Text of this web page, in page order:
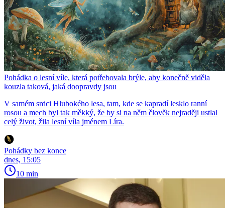
Pohádka o lesní víle, která potřebovala brýle, aby konečně viděla
kouzla taková, jaká doopravdy jsou
V samém srdci Hlubokého lesa, tam, kde se kapradí lesklo ranní
rosou a mech byl tak měkký, že by si na něm člověk nejraději ustlal
celý život, žila lesní víla jménem Líra.
Pohádky bez konce
dnes, 15:05
10 min